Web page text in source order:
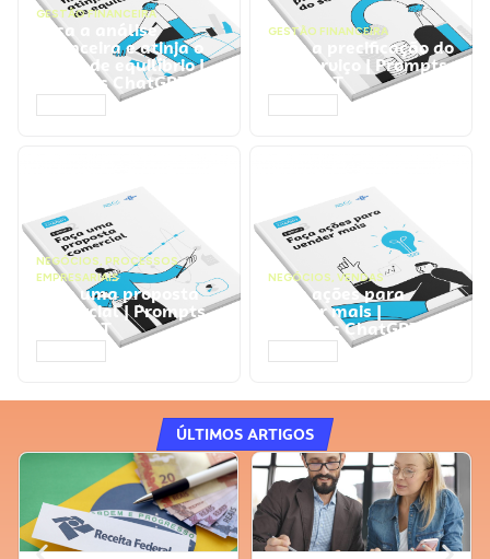
GESTÃO FINANCEIRA
Faça a análise
financeira e atinja o
ponto de equilíbrio |
Prompts ChatGPT
GESTÃO FINANCEIRA
Faça a precificação do
seu serviço | Prompts
ChatGPT
NEGÓCIOS, PROCESSOS
EMPRESARIAIS
Faça uma proposta
comercial | Prompts
ChatGPT
NEGÓCIOS, VENDAS
Faça ações para
vender mais |
Prompts ChatGPT
ÚLTIMOS ARTIGOS